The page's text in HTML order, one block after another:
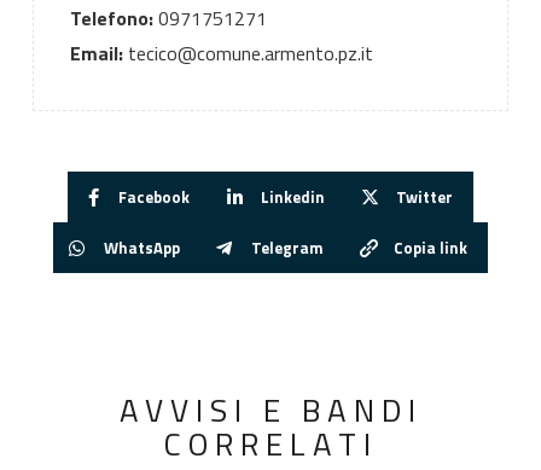
Telefono:0971751271
Email:tecico@comune.armento.pz.it
Facebook Linkedin Twitter
WhatsApp Telegram Copia link
AVVISI E BANDI
CORRELATI